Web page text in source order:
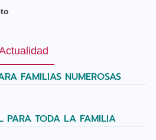
FAMILIAS NUMEROSAS
PARA TODA LA FAMILIA